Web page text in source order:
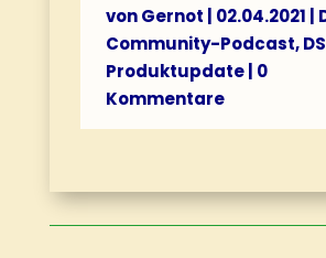
vonGernot | 02.04.2021 |
Community-Podcast,
Produktupdate| 0
Kommentare